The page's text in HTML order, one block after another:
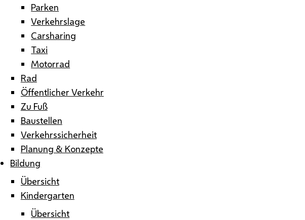
Parken
Verkehrslage
Carsharing
Taxi
Motorrad
Rad
Öffentlicher Verkehr
Zu Fuß
Baustellen
Verkehrssicherheit
Planung & Konzepte
Bildung
Übersicht
Kindergarten
Übersicht